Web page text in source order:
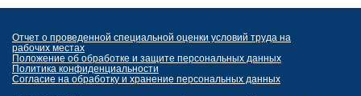
Отчет о проведенной специальной оценки условий труда на
рабочих местах
Положение об обработке и защите персональных данных
Политика конфиденциальности
Согласие на обработку и хранение персональных данных